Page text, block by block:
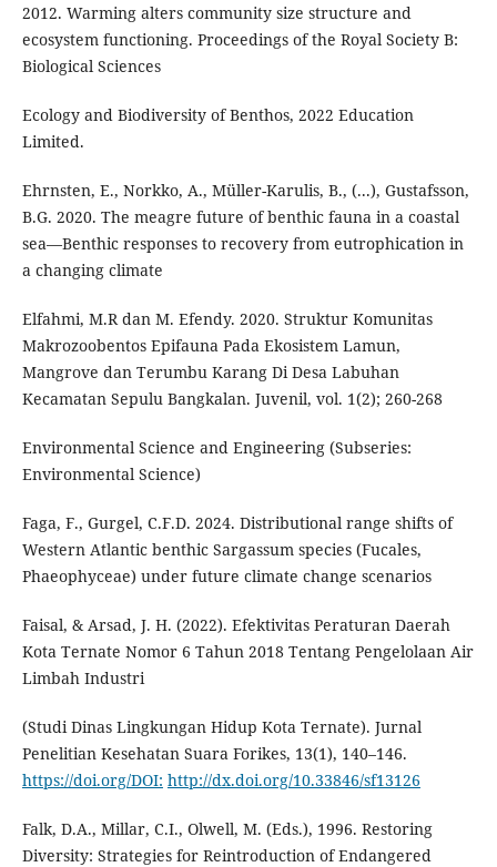
2012. Warming alters community size structure and
ecosystem functioning. Proceedings of the Royal Society B:
Biological Sciences
Ecology and Biodiversity of Benthos, 2022 Education
Limited.
Ehrnsten, E., Norkko, A., Müller-Karulis, B., (...), Gustafsson,
B.G. 2020. The meagre future of benthic fauna in a coastal
sea—Benthic responses to recovery from eutrophication in
a changing climate
Elfahmi, M.R dan M. Efendy. 2020. Struktur Komunitas
Makrozoobentos Epifauna Pada Ekosistem Lamun,
Mangrove dan Terumbu Karang Di Desa Labuhan
Kecamatan Sepulu Bangkalan. Juvenil, vol. 1(2); 260-268
Environmental Science and Engineering (Subseries:
Environmental Science)
Faga, F., Gurgel, C.F.D. 2024. Distributional range shifts of
Western Atlantic benthic Sargassum species (Fucales,
Phaeophyceae) under future climate change scenarios
Faisal, & Arsad, J. H. (2022). Efektivitas Peraturan Daerah
Kota Ternate Nomor 6 Tahun 2018 Tentang Pengelolaan Air
Limbah Industri
(Studi Dinas Lingkungan Hidup Kota Ternate). Jurnal
Penelitian Kesehatan Suara Forikes, 13(1), 140–146.
https://doi.org/DOI: http://dx.doi.org/10.33846/sf13126
Falk, D.A., Millar, C.I., Olwell, M. (Eds.), 1996. Restoring
Diversity: Strategies for Reintroduction of Endangered